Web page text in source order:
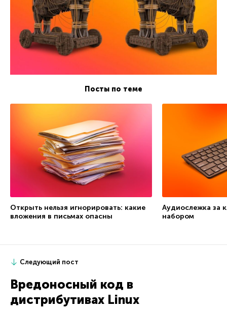
Посты по теме
Открыть нельзя игнорировать: какие
вложения в письмах опасны
Аудиослежка за
набором
Следующий пост
Вредоносный код в
дистрибутивах Linux